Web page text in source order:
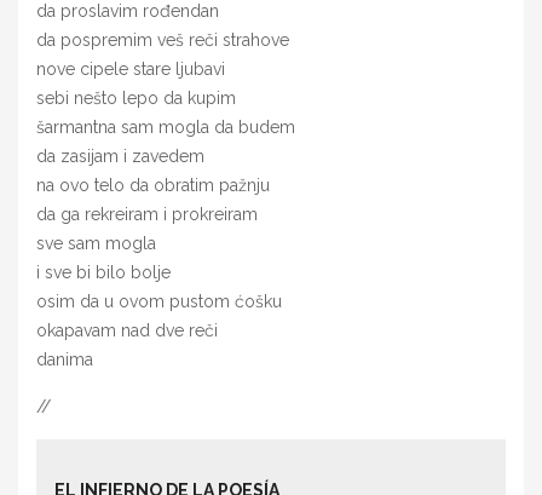
da proslavim rođendan
da pospremim veš reči strahove
nove cipele stare ljubavi
sebi nešto lepo da kupim
šarmantna sam mogla da budem
da zasijam i zavedem
na ovo telo da obratim pažnju
da ga rekreiram i prokreiram
sve sam mogla
i sve bi bilo bolje
osim da u ovom pustom ćošku
okapavam nad dve reči
danima
//
EL INFIERNO DE LA POESÍA